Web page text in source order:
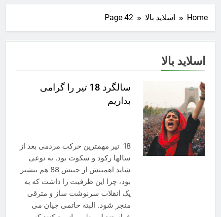
Home اسلاید بالا Page 42
اسلاید بالا
سالگرد 18 تیر را گرامی
بداریم
18 تیر مهمترین حرکت مردمی بعد از
سالها رکود و سکوت بود. به نوعی
شاید اهمیتش از جنبش 88 هم بیشتر
بود، چرا این ظرفیت را داشت که به
یک انقلاب سرنوشت ساز و مترقی
منجر شود. البته خاتمی چیان می